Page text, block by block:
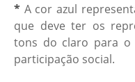
* A cor azul
que deve ter os
tons do claro para o
participação social.